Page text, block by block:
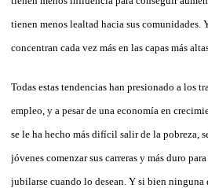
tienen menos lealtad hacia sus comunidades.
concentran cada vez más en las capas más
Todas estas tendencias han presionado a los
empleo, y a pesar de una economía en
se le ha hecho más difícil salir de la pobreza,
jóvenes comenzar sus carreras y más duro
jubilarse cuando lo desean. Y si bien ninguna